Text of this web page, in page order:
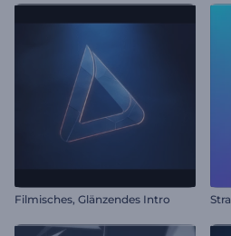
Filmisches, Glänzendes Intro